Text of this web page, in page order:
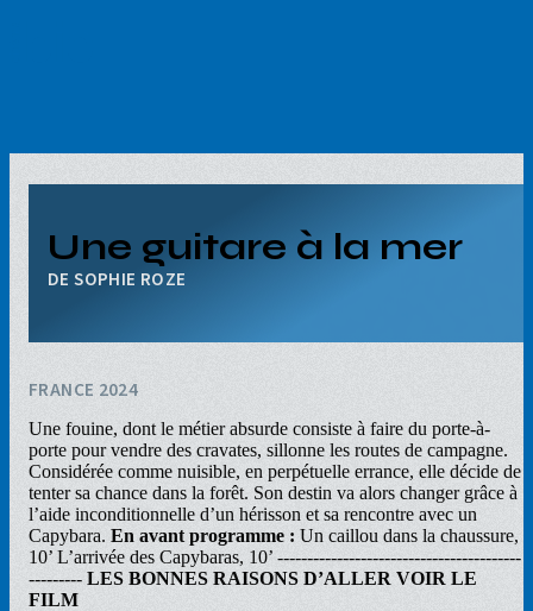
Une guitare à la mer
SOPHIE ROZE
FRANCE 2024
Une fouine, dont le métier absurde consiste à faire du porte-à-
porte pour vendre des cravates, sillonne les routes de campagne.
Considérée comme nuisible, en perpétuelle errance, elle décide de
tenter sa chance dans la forêt. Son destin va alors changer grâce à
l’aide inconditionnelle d’un hérisson et sa rencontre avec un
Capybara. En avant programme : Un caillou dans la chaussure,
10’ L’arrivée des Capybaras, 10’ -----------------------------------------
--------- LES BONNES RAISONS D’ALLER VOIR LE
FILM